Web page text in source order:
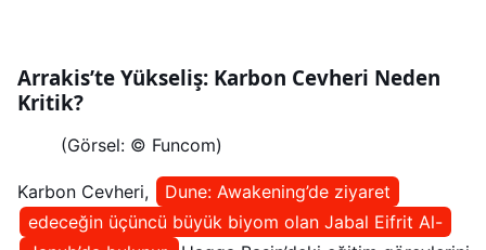
Arrakis’te Yükseliş: Karbon Cevheri Neden
Kritik?
(Görsel: © Funcom)
Karbon Cevheri,
Dune: Awakening’de ziyaret
edeceğin üçüncü büyük biyom olan Jabal Eifrit Al-